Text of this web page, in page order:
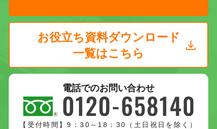
お役立ち資料ダウンロード
一覧はこちら
電話でのお問い合わせ
【受付時間】9：30～18：30（土日祝日を除く）